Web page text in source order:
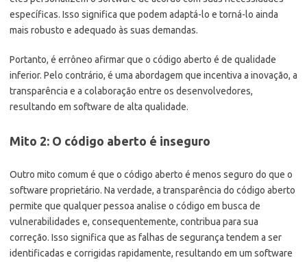
específicas. Isso significa que podem adaptá-lo e torná-lo ainda
mais robusto e adequado às suas demandas.
Portanto, é errôneo afirmar que o código aberto é de qualidade
inferior. Pelo contrário, é uma abordagem que incentiva a inovação, a
transparência e a colaboração entre os desenvolvedores,
resultando em software de alta qualidade.
Mito 2: O código aberto é inseguro
Outro mito comum é que o código aberto é menos seguro do que o
software proprietário. Na verdade, a transparência do código aberto
permite que qualquer pessoa analise o código em busca de
vulnerabilidades e, consequentemente, contribua para sua
correção. Isso significa que as falhas de segurança tendem a ser
identificadas e corrigidas rapidamente, resultando em um software